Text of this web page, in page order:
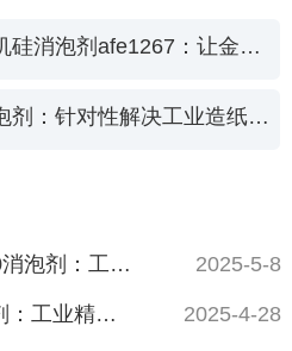
道康宁水性有机硅消泡剂afe1267：让金属线切割泡沫无处可藏
造纸涂料用消泡剂：针对性解决工业造纸气泡的秘密武器
道康宁DOWSIL™8590消泡剂：工业高效... 2025-5-8
道康宁AFE-7620消泡剂：工业精密制造的... 2025-4-28